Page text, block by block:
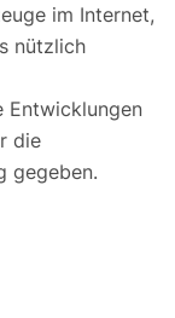
im Internet,
nützlich
Entwicklungen
die
gegeben.